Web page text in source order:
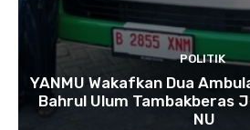
POLITIK
YANMU Wakafkan Dua
Bahrul Ulum Tambakberas
NU